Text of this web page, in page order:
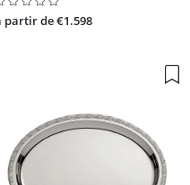
partir de €1.598